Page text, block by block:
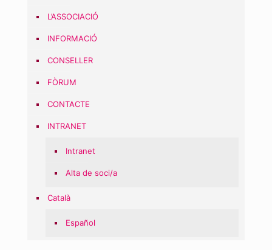
L’ASSOCIACIÓ
INFORMACIÓ
CONSELLER
FÒRUM
CONTACTE
INTRANET
Intranet
Alta de soci/a
Català
Español